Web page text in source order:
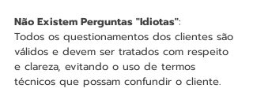
Não Existem Perguntas "Idiotas":
Todos os questionamentos dos clientes são
válidos e devem ser tratados com respeito
e clareza, evitando o uso de termos
técnicos que possam confundir o cliente​.